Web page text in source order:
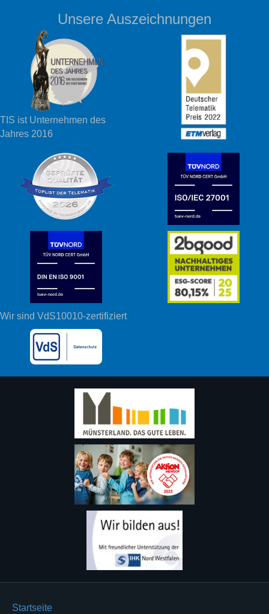
Unsere Auszeichnungen
TIS ist Unternehmen des
Jahres 2016
Wir sind VdS10010-zertifiziert
Startseite